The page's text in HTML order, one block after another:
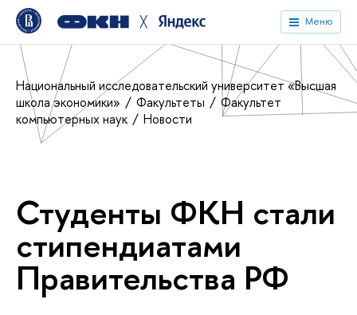
╳ Меню
Национальный исследовательский университет «Высшая
школа экономики»
Факультеты
Факультет
компьютерных наук
Новости
Студенты ФКН стали
стипендиатами
Правительства РФ